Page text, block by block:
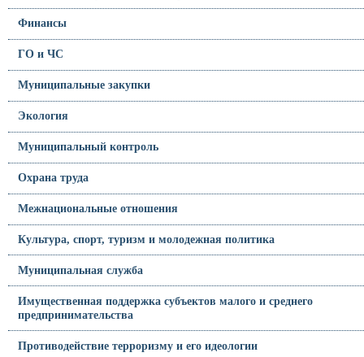
Финансы
ГО и ЧС
Муниципальные закупки
Экология
Муниципальный контроль
Охрана труда
Межнациональные отношения
Культура, спорт, туризм и молодежная политика
Муниципальная служба
Имущественная поддержка субъектов малого и среднего
предпринимательства
Противодействие терроризму и его идеологии